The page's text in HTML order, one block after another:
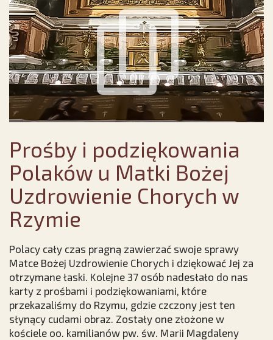
Prośby i podziękowania
Polaków u Matki Bożej
Uzdrowienie Chorych w
Rzymie
Polacy cały czas pragną zawierzać swoje sprawy
Matce Bożej Uzdrowienie Chorych i dziękować Jej za
otrzymane łaski. Kolejne 37 osób nadesłało do nas
karty z prośbami i podziękowaniami, które
przekazaliśmy do Rzymu, gdzie czczony jest ten
słynący cudami obraz. Zostały one złożone w
kościele oo. kamilianów pw. św. Marii Magdaleny